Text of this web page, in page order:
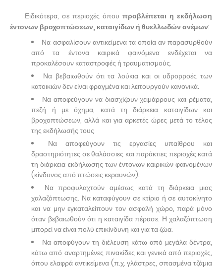
Ειδικότερα, σε περιοχές όπου προβλέπεται η εκδήλωση
έντονων βροχοπτώσεων, καταιγίδων ή θυελλωδών ανέμων:
Να ασφαλίσουν αντικείμενα τα οποία αν παρασυρθούν
από τα έντονα καιρικά φαινόμενα ενδέχεται να
προκαλέσουν καταστροφές ή τραυματισμούς.
Να βεβαιωθούν ότι τα λούκια και οι υδρορροές των
κατοικιών δεν είναι φραγμένα και λειτουργούν κανονικά.
Να αποφεύγουν να διασχίζουν χειμάρρους και ρέματα,
πεζή ή με όχημα, κατά τη διάρκεια καταιγίδων και
βροχοπτώσεων, αλλά και για αρκετές ώρες μετά το τέλος
της εκδήλωσής τους
Να αποφεύγουν τις εργασίες υπαίθρου και
δραστηριότητες σε θαλάσσιες και παράκτιες περιοχές κατά
τη διάρκεια εκδήλωσης των έντονων καιρικών φαινομένων
(κίνδυνος από πτώσεις κεραυνών).
Να προφυλαχτούν αμέσως κατά τη διάρκεια μιας
χαλαζόπτωσης. Να καταφύγουν σε κτίριο ή σε αυτοκίνητο
και να μην εγκαταλείπουν τον ασφαλή χώρο, παρά μόνο
όταν βεβαιωθούν ότι η καταιγίδα πέρασε. Η χαλαζόπτωση
μπορεί να είναι πολύ επικίνδυνη και για τα ζώα.
Να αποφύγουν τη διέλευση κάτω από μεγάλα δέντρα,
κάτω από αναρτημένες πινακίδες και γενικά από περιοχές,
όπου ελαφρά αντικείμενα (π.χ. γλάστρες, σπασμένα τζάμια